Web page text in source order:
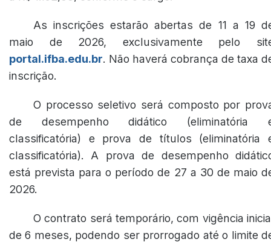
As inscrições estarão abertas de 11 a 19
maio de 2026, exclusivamente pelo
portal.ifba.edu.br. Não haverá cobrança de taxa
inscrição.
O processo seletivo será composto por
de desempenho didático (eliminatória
classificatória) e prova de títulos (eliminatória
classificatória). A prova de desempenho
está prevista para o período de 27 a 30 de maio
2026.
O contrato será temporário, com vigência
de 6 meses, podendo ser prorrogado até o limite